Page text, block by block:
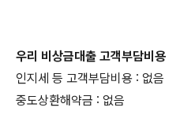
우리 비상금대출 고객부담비용
인지세 등 고객부담비용 : 없음
중도상환해약금 : 없음